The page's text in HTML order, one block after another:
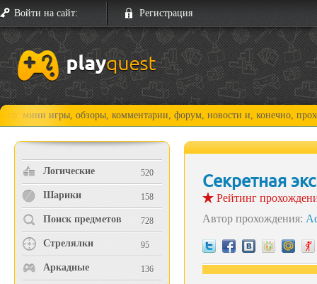
Войти на сайт: Регистрация
комментарии, форум, новости и, конечно, прохождения!
Логические 520
Шарики 158
Поиск предметов 728
Стрелялки 95
Аркадные 136
Секретная
Рейтинг
Автор прохождения: